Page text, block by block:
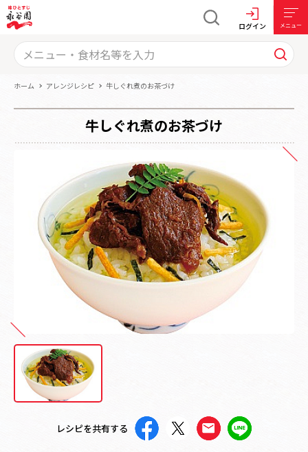
ログイン メニュー
ホーム アレンジレシピ 牛しぐれ煮のお茶づけ
牛しぐれ煮のお茶づけ
レシピを共有する